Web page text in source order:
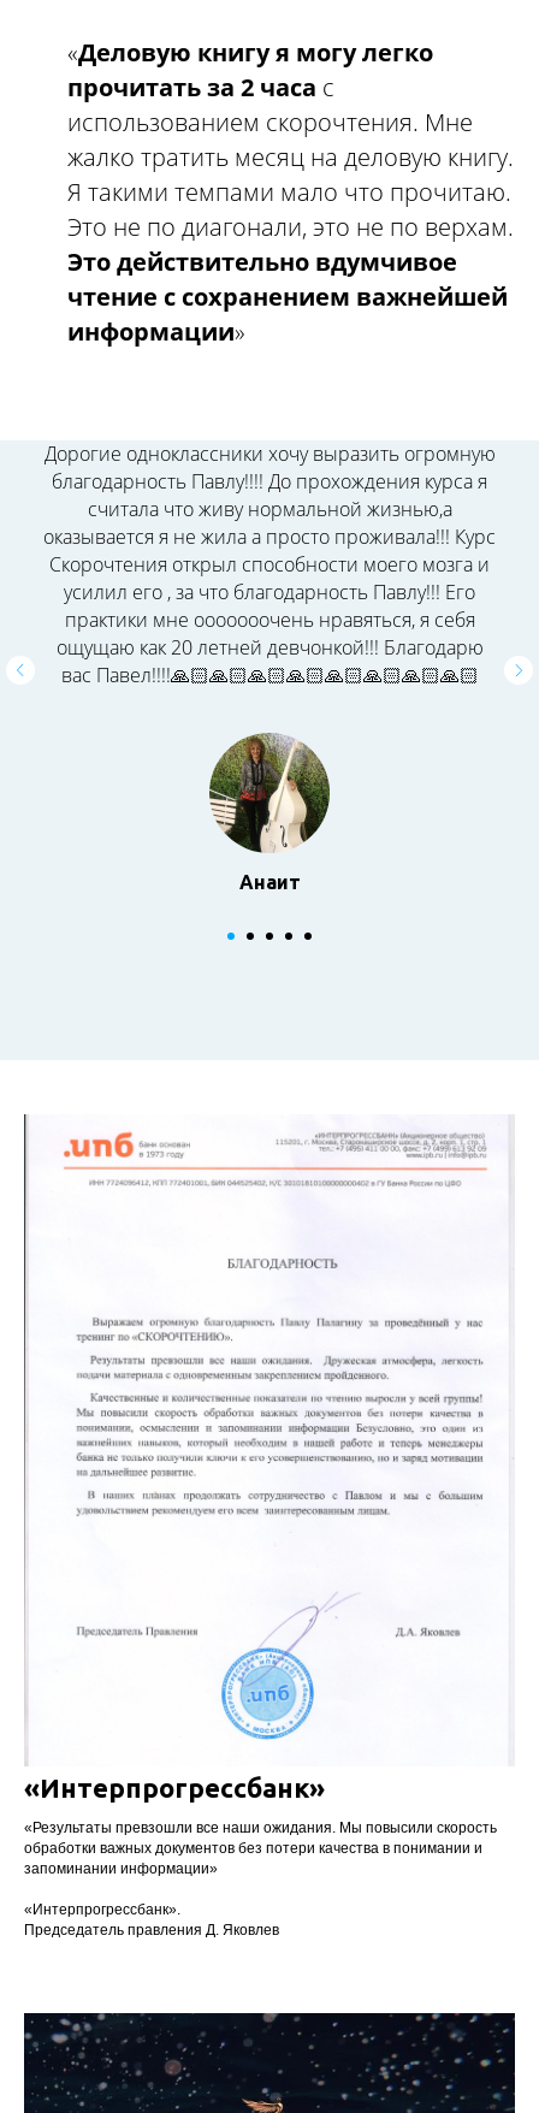
«Деловую книгу я могу легко
прочитать за 2 часа с
использованием скорочтения. Мне
жалко тратить месяц на деловую книгу.
Я такими темпами мало что прочитаю.
Это не по диагонали, это не по верхам.
Это действительно вдумчивое
чтение с сохранением важнейшей
информации»
Дорогие одноклассники хочу выразить огромную
благодарность Павлу!!!! До прохождения курса я
считала что живу нормальной жизнью,а
оказывается я не жила а просто проживала!!! Курс
Скорочтения открыл способности моего мозга и
усилил его , за что благодарность Павлу!!! Его
практики мне ооооооочень нравяться, я себя
ощущаю как 20 летней девчонкой!!! Благодарю
вас Павел!!!!🙏🏻🙏🏻🙏🏻🙏🏻🙏🏻🙏🏻🙏🏻🙏🏻
Анаит
«Интерпрогрессбанк»
«Результаты превзошли все наши ожидания. Мы повысили скорость
обработки важных документов без потери качества в понимании и
запоминании информации»
«Интерпрогрессбанк».
Председатель правления Д. Яковлев